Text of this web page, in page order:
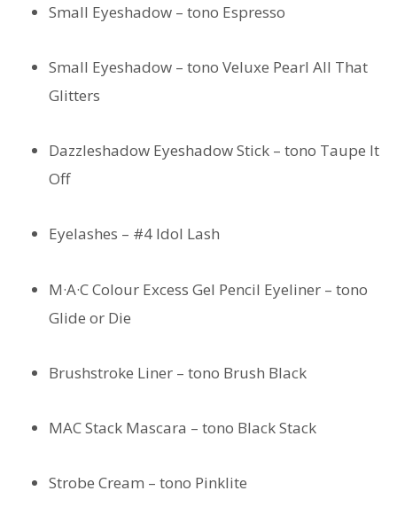
Small Eyeshadow – tono Espresso
Small Eyeshadow – tono Veluxe Pearl All That
Glitters
Dazzleshadow Eyeshadow Stick – tono Taupe It
Off
Eyelashes – #4 Idol Lash
M·A·C Colour Excess Gel Pencil Eyeliner – tono
Glide or Die
Brushstroke Liner – tono Brush Black
MAC Stack Mascara – tono Black Stack
Strobe Cream – tono Pinklite